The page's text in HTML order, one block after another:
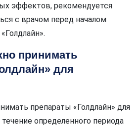
эффектов, рекомендуется
с врачом перед началом
принимать
для
препараты «Голдлайн» для
определенного периода